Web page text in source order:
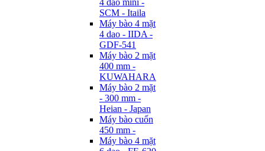
4 dao mini -
SCM - Itaila
Máy bào 4 mặt
4 dao - IIDA -
GDF-541
Máy bào 2 mặt
400 mm -
KUWAHARA
Máy bào 2 mặt
- 300 mm -
Heian - Japan
Máy bào cuốn
450 mm -
Máy bào 4 mặt